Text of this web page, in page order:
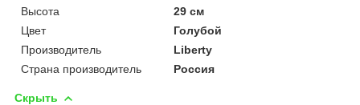
Высота
29 см
Цвет
Голубой
Производитель
Liberty
Страна производитель
Россия
Скрыть